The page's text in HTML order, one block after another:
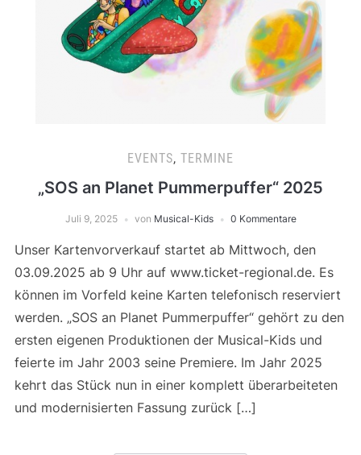
EVENTS, TERMINE
„SOS an Planet Pummerpuffer“ 2025
Juli 9, 2025 von Musical-Kids 0 Kommentare
Unser Kartenvorverkauf startet ab Mittwoch, den
03.09.2025 ab 9 Uhr auf www.ticket-regional.de. Es
können im Vorfeld keine Karten telefonisch reserviert
werden. „SOS an Planet Pummerpuffer“ gehört zu den
ersten eigenen Produktionen der Musical-Kids und
feierte im Jahr 2003 seine Premiere. Im Jahr 2025
kehrt das Stück nun in einer komplett überarbeiteten
und modernisierten Fassung zurück […]